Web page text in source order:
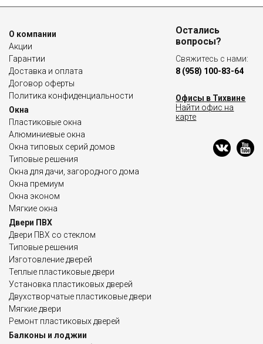
О компании
Акции
Гарантии
Доставка и оплата
Договор оферты
Политика конфиденциальности
Окна
Пластиковые окна
Алюминиевые окна
Окна типовых серий домов
Типовые решения
Окна для дачи, загородного дома
Окна премиум
Окна эконом
Мягкие окна
Двери ПВХ
Двери ПВХ со стеклом
Типовые решения
Изготовление дверей
Теплые пластиковые двери
Установка пластиковых дверей
Двухстворчатые пластиковые двери
Мягкие двери
Ремонт пластиковых дверей
Балконы и лоджии
Остались
вопросы?
Свяжитесь с нами:
8 (958) 100-83-64
Офисы в Тихвине
Найти офис на
карте